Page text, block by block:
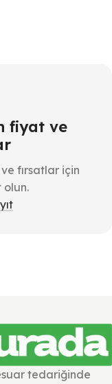
fiyat ve
fırsatlar için
olun.
tedariğinde